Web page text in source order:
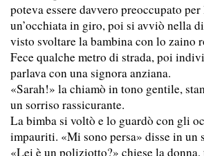
poteva essere davvero preoccupato
un’occhiata in giro, poi si avviò nella
visto svoltare la bambina con lo zaino
Fece qualche metro di strada, poi
parlava con una signora anziana.
«Sarah!» la chiamò in tono gentile,
un sorriso rassicurante.
La bimba si voltò e lo guardò con gli
impauriti. «Mi sono persa» disse in un
«Lei è un poliziotto?» chiese la